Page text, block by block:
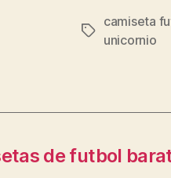
Etiquetas
camiseta
unicornio
de futbol